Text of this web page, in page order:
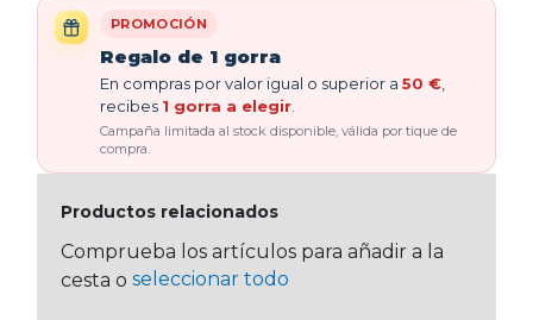
PROMOCIÓN
Regalo de 1 gorra
En compras por valor igual o superior a 50 €
recibes 1 gorra a elegir
Campaña limitada al stock disponible, válida por tique de
compra.
Productos relacionados
Comprueba los artículos para añadir a la
cesta o seleccionar todo